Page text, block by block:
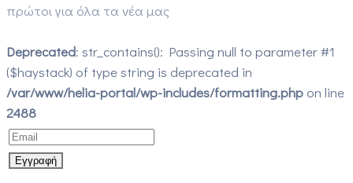
πρώτοι για όλα τα νέα μας
Deprecated: str_contains(): Passing null to parameter #1
($haystack) of type string is deprecated in
/var/www/helia-portal/wp-includes/formatting.php on line
2488